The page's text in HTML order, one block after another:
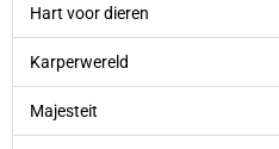
Hart voor dieren
Karperwereld
Majesteit